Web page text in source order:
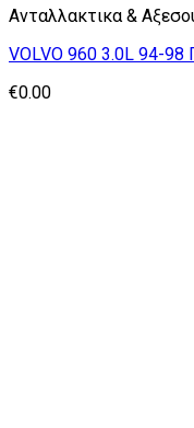
Ανταλλακτικα &
VOLVO 960 3.0L 94-
€0.00